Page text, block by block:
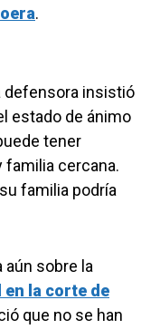
.
defensora insistió
estado de ánimo
tener
cercana.
familia podría
aún sobre la
en la corte de
que no se han